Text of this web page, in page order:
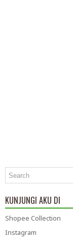
KUNJUNGI AKU DI
Shopee Collection
Instagram